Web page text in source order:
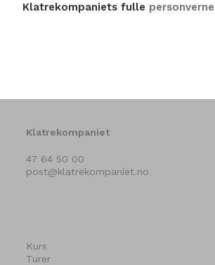
Klatrekompaniets fulle
Klatrekompaniet
47 64 50 00
post@klatrekompaniet.no
Kurs
Turer